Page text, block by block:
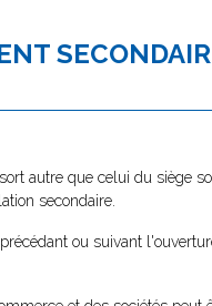
autre que celui du siège
secondaire.
ou suivant